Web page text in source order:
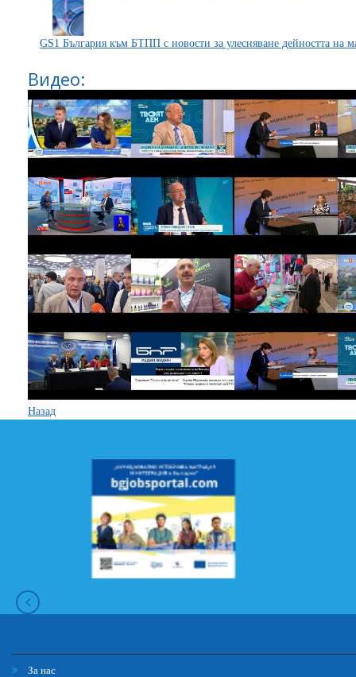
GS1 България към БТПП с новости за улесняване дейността на
Видео:
Назад
За нас